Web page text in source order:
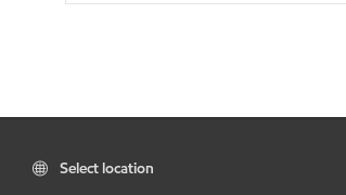
Select location